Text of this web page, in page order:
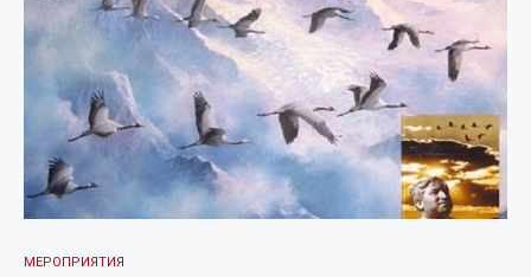
МЕРОПРИЯТИЯ